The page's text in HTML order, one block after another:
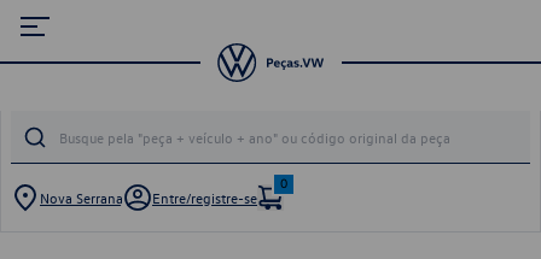
Nova Serrana Entre/registre-se
0